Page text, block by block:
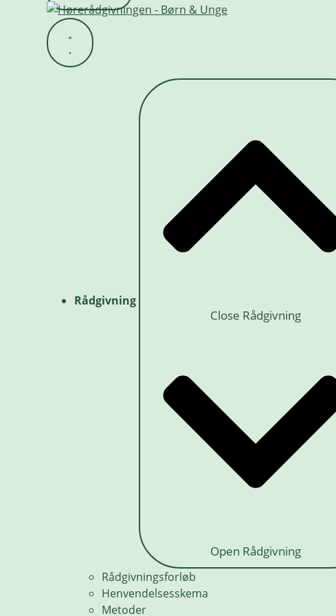
Rådgivning
Close Rådgivning
Open Rådgivning
Rådgivningsforløb
Henvendelsesskema
Metoder